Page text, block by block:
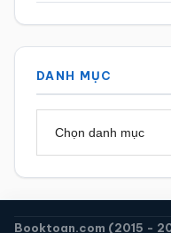
DANH MỤC
Booktoan.com (2015 -